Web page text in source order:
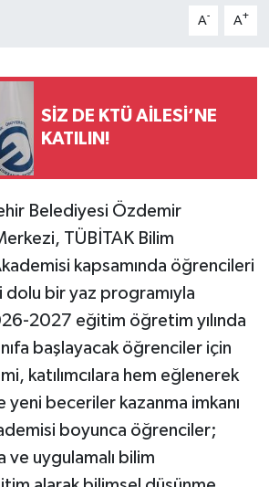
A- A+
SİZ DE KTÜ AİLESİ’NE
KATILIN!
Belediyesi Özdemir
TÜBİTAK Bilim
kapsamında öğrencileri
bir yaz programıyla
2027 eğitim öğretim yılında
başlayacak öğrenciler için
katılımcılara hem eğlenerek
beceriler kazanma imkanı
boyunca öğrenciler;
uygulamalı bilim